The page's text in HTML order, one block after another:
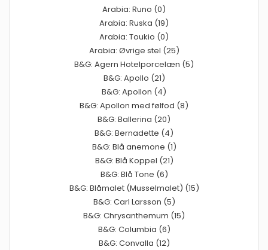
Arabia: Runo (0)
Arabia: Ruska (19)
Arabia: Toukio (0)
Arabia: Øvrige stel (25)
B&G: Agern Hotelporcelæn (5)
B&G: Apollo (21)
B&G: Apollon (4)
B&G: Apollon med følfod (8)
B&G: Ballerina (20)
B&G: Bernadette (4)
B&G: Blå anemone (1)
B&G: Blå Koppel (21)
B&G: Blå Tone (6)
B&G: Blåmalet (Musselmalet) (15)
B&G: Carl Larsson (5)
B&G: Chrysanthemum (15)
B&G: Columbia (6)
B&G: Convalla (12)